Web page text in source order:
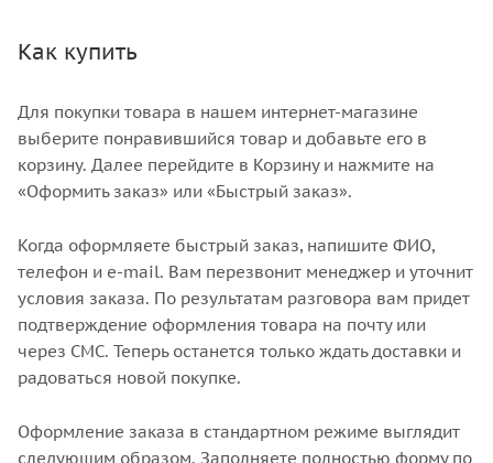
Как купить
Для покупки товара в нашем интернет-магазине
выберите понравившийся товар и добавьте его в
корзину. Далее перейдите в Корзину и нажмите на
«Оформить заказ» или «Быстрый заказ».
Когда оформляете быстрый заказ, напишите ФИО,
телефон и e-mail. Вам перезвонит менеджер и уточнит
условия заказа. По результатам разговора вам придет
подтверждение оформления товара на почту или
через СМС. Теперь останется только ждать доставки и
радоваться новой покупке.
Оформление заказа в стандартном режиме выглядит
следующим образом. Заполняете полностью форму по